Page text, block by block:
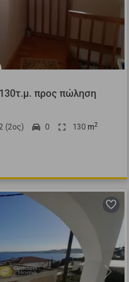
προς πώληση
2 (2ος) 0 130 m2
Next